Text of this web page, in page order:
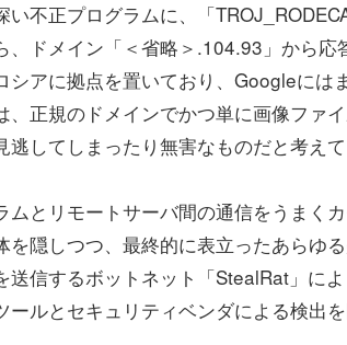
い不正プログラムに、「
、ドメイン「＜省略＞.104.93」から
シアに拠点を置いており、Googleには
正規のドメインでかつ単に画像ファ
してしまったり無害なものだと考えて
ムとリモートサーバ間の通信をうまく
を隠しつつ、最終的に表立ったあらゆ
送信するボットネット「StealRat」に
ールとセキュリティベンダによる検出